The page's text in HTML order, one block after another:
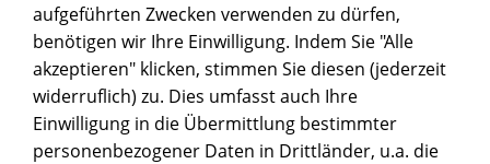
aufgeführten Zwecken verwenden zu dürfen,
benötigen wir Ihre Einwilligung. Indem Sie "Alle
akzeptieren" klicken, stimmen Sie diesen (jederzeit
widerruflich) zu. Dies umfasst auch Ihre
Einwilligung in die Übermittlung bestimmter
personenbezogener Daten in Drittländer, u.a. die